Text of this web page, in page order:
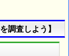
調査しよう】